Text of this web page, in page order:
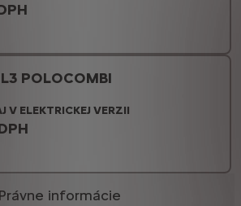
POLOCOMBI
V ELEKTRICKEJ VERZII
Právne informácie